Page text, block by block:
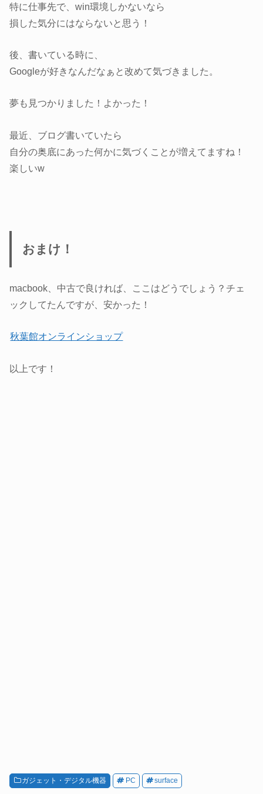
特に仕事先で、win環境しかないなら
損した気分にはならないと思う！
後、書いている時に、
Googleが好きなんだなぁと改めて気づきました。
夢も見つかりました！よかった！
最近、ブログ書いていたら
自分の奥底にあった何かに気づくことが増えてますね！
楽しいw
おまけ！
macbook、中古で良ければ、ここはどうでしょう？チェ
ックしてたんですが、安かった！
秋葉館オンラインショップ
以上です！
ガジェット・デジタル機器 PC surface